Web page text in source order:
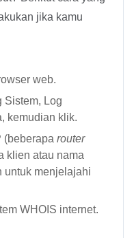
jika kamu
web.
Sistem, Log
kemudian klik.
(beberapa router
klien atau nama
untuk menjelajahi
WHOIS internet.